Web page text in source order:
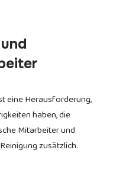
eine Herausforderung,
haben, die
Mitarbeiter und
zusätzlich.